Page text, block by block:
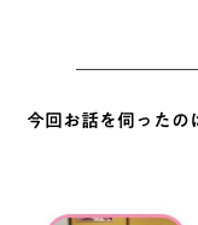
今回お話を伺ったの